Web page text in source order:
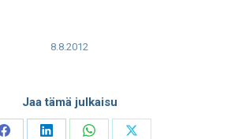
8.8.2012
Jaa tämä julkaisu